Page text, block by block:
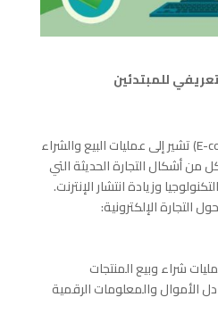
تعريفي للمبتدئين
التجارة الإلكترونية (E-commerce) تشير إلى عمليات البيع والشراء
من أشكال التجارة الحديثة التي
وزيادة انتشار الإنترنت.
التجارة الإلكترونية:
شراء وبيع المنتجات
الأموال والمعلومات الرقمية